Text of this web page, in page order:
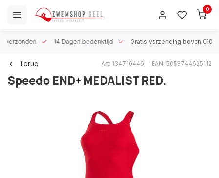
0
verzonden 14 Dagen bedenktijd Gratis verzending boven €100
Terug Art: 134716446 EAN: 5053744695112
Speedo END+ MEDALIST RED.